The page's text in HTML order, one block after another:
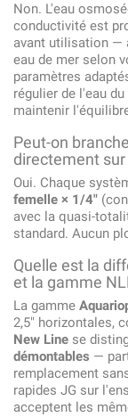
Non. L'eau
conductivité est
avant utilisation —
eau de mer selon
paramètres
régulier de l'eau
maintenir
Peut-on
directement sur
Oui. Chaque
femelle × 1/4"
avec la quasi-
standard. Aucun
Quelle est la
et la gamme
La gamme
2,5" horizontales,
New Line se
démontables —
remplacement
rapides JG sur
acceptent les